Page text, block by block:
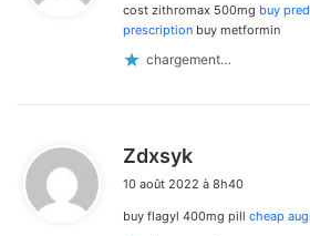
:
cost zithromax 500mg buy
prescription buy metformin
chargement…
Zdxsyk
t
10 août 2022 à 8h40
buy flagyl 400mg pill cheap